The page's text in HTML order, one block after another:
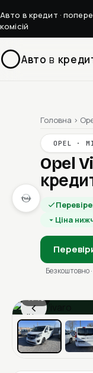
Авто в кредит ·
комісій
Авто в
Головна ›
OPEL ·
Opel
Ціна
Безкоштовно
‹
1 / 13
Ціна в місяць